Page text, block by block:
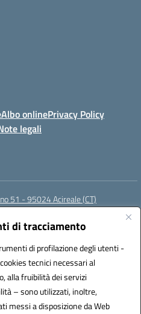
di tracciamento
di profilazione degli utenti -
tecnici necessari al
alla fruibilità dei servizi
– sono utilizzati, inoltre,
messi a disposizione da Web
Albo onlinePrivacy Policy
legali
51 - 95024 Acireale (CT)
ctic8at00b@pec.istruzione.it
(IPA): istsc_ctic8at00b